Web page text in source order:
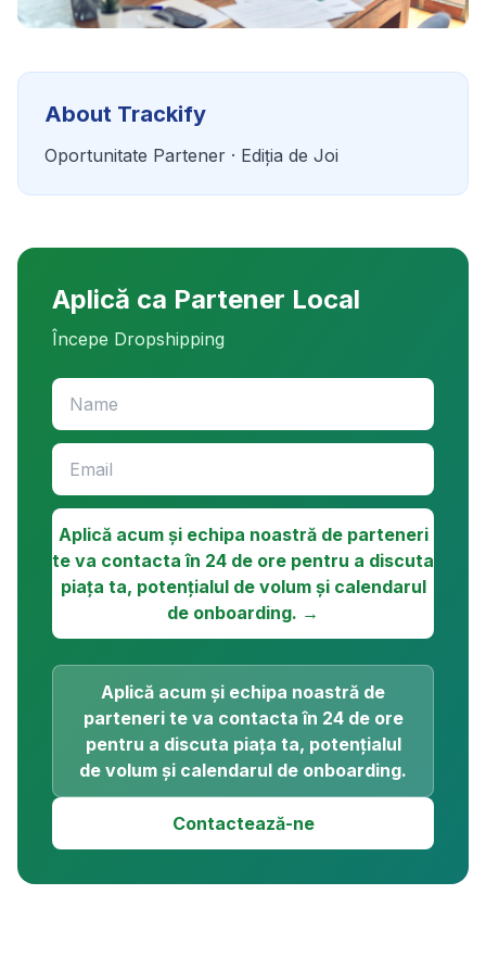
About Trackify
Oportunitate Partener · Ediția de Joi
Aplică ca Partener Local
Începe Dropshipping
Aplică acum și echipa noastră de parteneri
te va contacta în 24 de ore pentru a discuta
piața ta, potențialul de volum și calendarul
de onboarding. →
Aplică acum și echipa noastră de
parteneri te va contacta în 24 de ore
pentru a discuta piața ta, potențialul
de volum și calendarul de onboarding.
Contactează-ne